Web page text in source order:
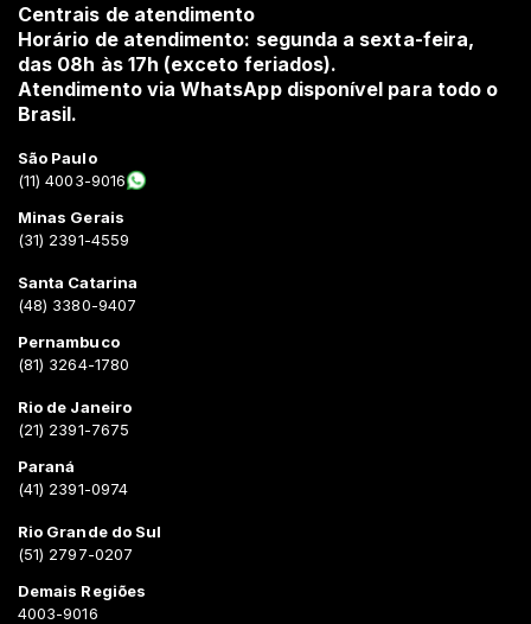
Centrais de atendimento
Horário de atendimento: segunda a sexta-feira,
das 08h às 17h (exceto feriados).
Atendimento via WhatsApp disponível para todo o
Brasil.
São Paulo
(11) 4003-9016
Minas Gerais
(31) 2391-4559
Santa Catarina
(48) 3380-9407
Pernambuco
(81) 3264-1780
Rio de Janeiro
(21) 2391-7675
Paraná
(41) 2391-0974
Rio Grande do Sul
(51) 2797-0207
Demais Regiões
4003-9016